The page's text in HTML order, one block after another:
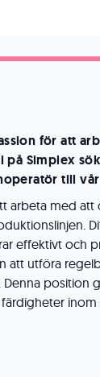
för att
på Simplex
till
arbeta med att
effektivt och
att utföra
position